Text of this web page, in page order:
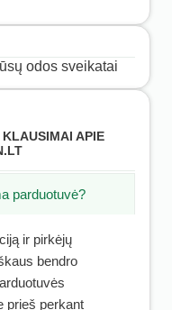
odos sveikatai
APIE
parduotuvė?
ir pirkėjų
bendro
prieš perkant